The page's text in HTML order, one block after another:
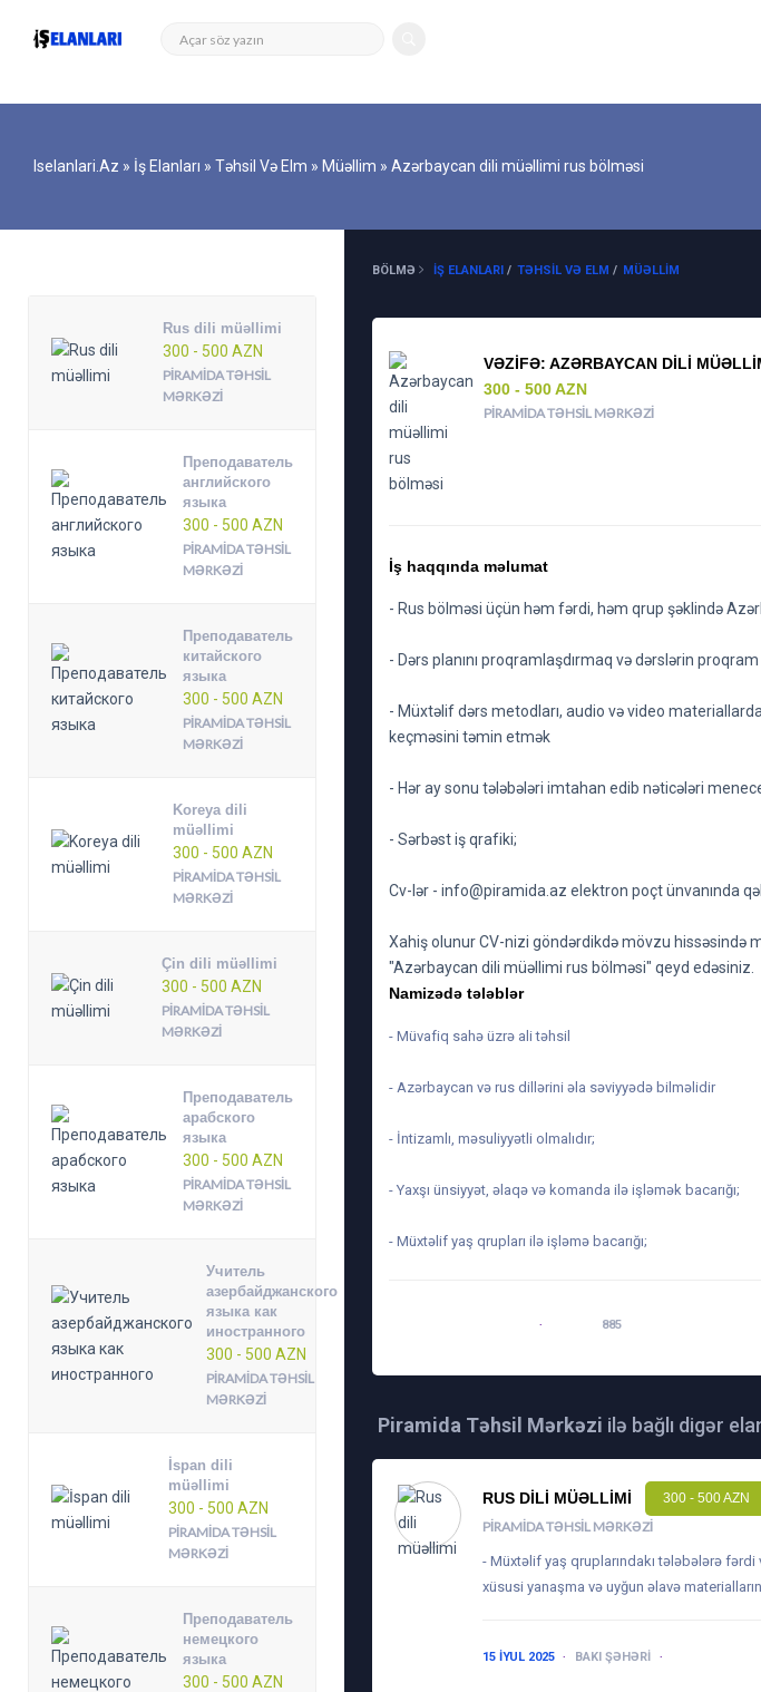
Iselanlari.az » İş Elanları » Təhsil Və Elm » Müəllim » Azərbaycan dili müəllimi rus bölməsi
Rus dili müəllimi
300 - 500 AZN
PIRAMIDA TƏHSIL
MƏRKƏZI
Преподаватель
английского
языка
300 - 500 AZN
PIRAMIDA TƏHSIL
MƏRKƏZI
Преподаватель
китайского
языка
300 - 500 AZN
PIRAMIDA TƏHSIL
MƏRKƏZI
Koreya dili
müəllimi
300 - 500 AZN
PIRAMIDA TƏHSIL
MƏRKƏZI
Çin dili müəllimi
300 - 500 AZN
PIRAMIDA TƏHSIL
MƏRKƏZI
Преподаватель
арабского
языка
300 - 500 AZN
PIRAMIDA TƏHSIL
MƏRKƏZI
Учитель
азербайджанского
языка как
иностранного
300 - 500 AZN
PIRAMIDA TƏHSIL
MƏRKƏZI
İspan dili
müəllimi
300 - 500 AZN
PIRAMIDA TƏHSIL
MƏRKƏZI
Преподаватель
немецкого
языка
300 - 500 AZN
BÖLMƏ İŞ ELANLARI / TƏHSIL VƏ ELM / MÜƏLLIM
VƏZIFƏ: AZƏRBAYCAN DILI
300 - 500 AZN
PIRAMIDA TƏHSIL MƏRKƏZI
İş haqqında məlumat
- Rus bölməsi üçün həm fərdi, həm qrup şəklində
- Dərs planını proqramlaşdırmaq və dərslərin
- Müxtəlif dərs metodları, audio və video
keçməsini təmin etmək
- Hər ay sonu tələbələri imtahan edib nəticələri
- Sərbəst iş qrafiki;
Cv-lər -info@piramida.az elektron poçt ünvanında
Xahiş olunur CV-nizi göndərdikdə mövzu hissəsində
"Azərbaycan dili müəllimi rus bölməsi" qeyd edəsiniz.
Namizədə tələblər
- Müvafiq sahə üzrə ali təhsil
- Azərbaycan və rus dillərini əla səviyyədə bilməlidir
- İntizamlı, məsuliyyətli olmalıdır;
- Yaxşı ünsiyyət, əlaqə və komanda ilə işləmək bacarığı;
- Müxtəlif yaş qrupları ilə işləmə bacarığı;
885
Piramida Təhsil Mərkəzi ilə bağlı digər
RUS DILI MÜƏLLIMI 300 - 500 AZN
PIRAMIDA TƏHSIL MƏRKƏZI
- Müxtəlif yaş qruplarındakı tələbələrə
xüsusi yanaşma və uyğun əlavə
15 IYUL 2025 BAKI ŞƏHƏRI